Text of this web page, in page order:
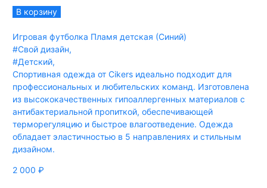
В корзину
Игровая футболка Пламя детская (Синий)
#Свой дизайн,
#Детский,
Спортивная одежда от Cikers идеально подходит для
профессиональных и любительских команд. Изготовлена
из высококачественных гипоаллергенных материалов с
антибактериальной пропиткой, обеспечивающей
терморегуляцию и быстрое влагоотведение. Одежда
обладает эластичностью в 5 направлениях и стильным
дизайном.
2 000 ₽